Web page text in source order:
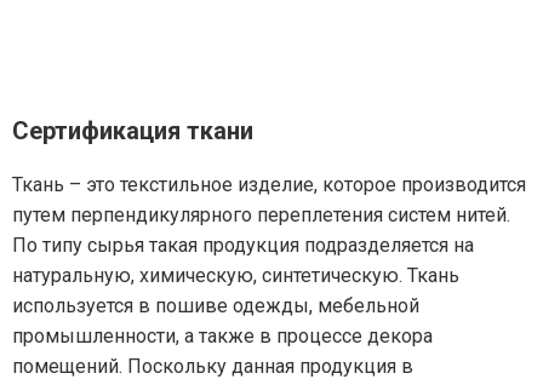
Сертификация ткани
Ткань – это текстильное изделие, которое производится
путем перпендикулярного переплетения систем нитей.
По типу сырья такая продукция подразделяется на
натуральную, химическую, синтетическую. Ткань
используется в пошиве одежды, мебельной
промышленности, а также в процессе декора
помещений. Поскольку данная продукция в